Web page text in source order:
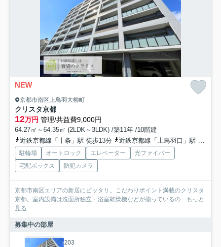
NEW
京都市南区上鳥羽大柳町
クリスタ京都
12万円 管理/共益費9,000円
64.27㎡～64.35㎡ (2LDK～3LDK) /築11年 /10階建
近鉄京都線「十条」駅 徒歩13分
近鉄京都線「上鳥羽口」駅 徒歩9分
駐輪場 オートロック エレベーター
光ファイバー
宅配ボックス
防犯カメラ
京都市南区エリアの新居にピッタリ。こだわりポイント満載のクリスタ
京都。室内設備は洗面所独立・浴室乾燥機などが揃っているの...
もっと
見る
募集中の部屋
203